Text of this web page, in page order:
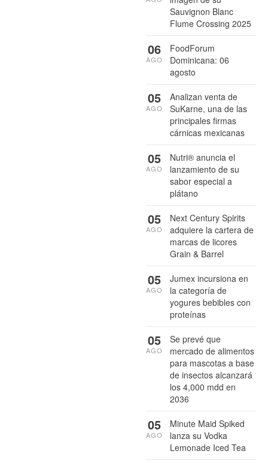
Sauvignon Blanc
Flume Crossing 2025
FoodForum
Dominicana: 06
agosto
06
AGO
Analizan venta de
SuKarne, una de las
principales firmas
cárnicas mexicanas
05
AGO
Nutri® anuncia el
lanzamiento de su
sabor especial a
plátano
05
AGO
Next Century Spirits
adquiere la cartera de
marcas de licores
Grain & Barrel
05
AGO
Jumex incursiona en
la categoría de
yogures bebibles con
proteínas
05
AGO
Se prevé que
mercado de alimentos
para mascotas a base
de insectos alcanzará
los 4,000 mdd en
2036
05
AGO
Minute Maid Spiked
lanza su Vodka
Lemonade Iced Tea
05
AGO